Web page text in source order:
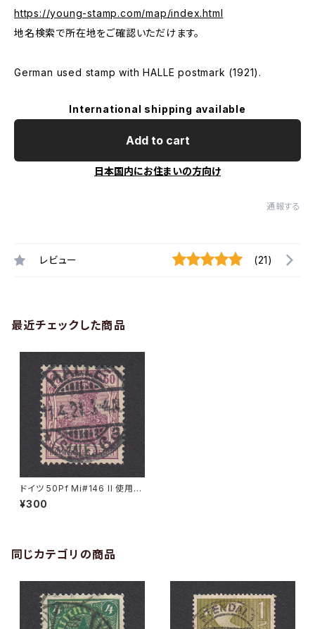
https://young-stamp.com/map/index.html
地名検索で所在地をご確認いただけます。
German used stamp with HALLE postmark (1921).
International shipping available
Add to cart
日本国内にお住まいの方向け
通報する
レビュー (21)
最近チェックした商品
ドイツ 50Pf Mi#146 II 使用済
み切手｜HALLE 11.4.1921
¥300
同じカテゴリの商品